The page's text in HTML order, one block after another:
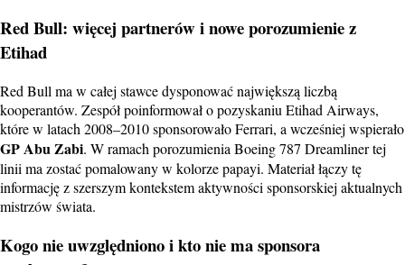
Red Bull: więcej partnerów i nowe porozumienie z
Etihad
Red Bull ma w całej stawce dysponować największą liczbą
kooperantów. Zespół poinformował o pozyskaniu Etihad Airways,
które w latach 2008–2010 sponsorowało Ferrari, a wcześniej wspierało
GP Abu Zabi. W ramach porozumienia Boeing 787 Dreamliner tej
linii ma zostać pomalowany w kolorze papayi. Materiał łączy tę
informację z szerszym kontekstem aktywności sponsorskiej aktualnych
mistrzów świata.
Kogo nie uwzględniono i kto nie ma sponsora